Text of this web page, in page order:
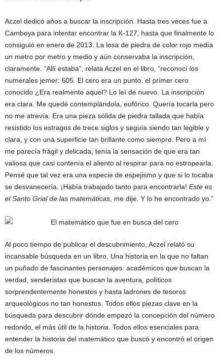
Aczel dedicó años a buscar la inscripción. Hasta tres veces fue a
Camboya para intentar encontrar la K-127, hasta que finalmente lo
consiguió en enero de 2013. La losa de piedra de color rojo medía
un metro por metro y medio y aún conservaba la inscripción,
claramente. “Allí estaba”, relata Aczel en el libro, “reconocí los
numerales jemer: 605. El cero era un punto, el primer cero
conocido ¿Era realmente aquel? Lo leí de nuevo. La inscripción
era clara. Me quedé contemplándola, eufórico. Quería tocarla pero
no me atrevía. Era una pieza sólida de piedra tallada que había
resistido los estragos de trece siglos y seguía siendo tan legible y
clara, y con una superficie tan brillante como siempre. Pero a mí
me parecía frágil y delicada; tenía la sensación de que era tan
valiosa que casi contenía el aliento al respirar para no estropearla.
Pensé que tal vez era una especie de espejismo y que si lo tocaba
se desvanecería. ¡Había trabajado tanto para encontrarla! Este es
el Santo Grial de las matemáticas , me dije. Y lo he encontrado yo.”
Al poco tiempo de publicar el descubrimiento, Aczel relató su
incansable búsqueda en un libro. Una historia en la que no faltan
un puñado de fascinantes personajes: académicos que buscan la
verdad, senderistas que buscan la aventura, políticos
sorprendentemente honestos y hasta ladrones de tesoros
arqueológicos no tan honestos. Todos ellos piezas clave en la
búsqueda para descubrir dónde empezó la concepción del número
redondo, el más útil de la historia. Todos ellos esenciales para
entender la historia del matemático que buscó y encontró el origen
de los números.